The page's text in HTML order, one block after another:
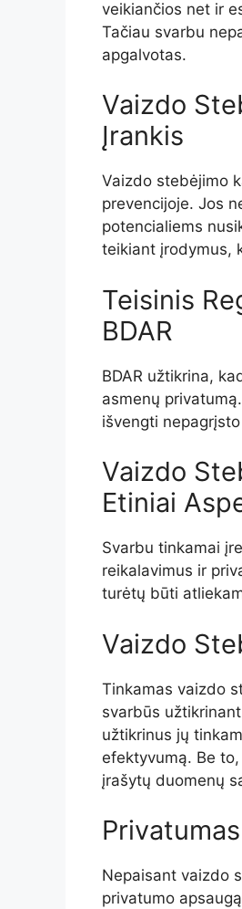
veikiančios net ir
Tačiau svarbu
apgalvotas.
Vaizdo
Įrankis
Vaizdo stebėjimo
prevencijoje. Jos
potencialiems
teikiant įrodymus,
Teisinis
BDAR
BDAR užtikrina,
asmenų
išvengti
Vaizdo
Etiniai
Svarbu tinkamai
reikalavimus ir
turėtų būti
Vaizdo
Tinkamas vaizdo
svarbūs
užtikrinus jų
efektyvumą. Be
įrašytų duomenų
Nepaisant vaizdo
privatumo